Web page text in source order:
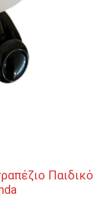
Παιδικό